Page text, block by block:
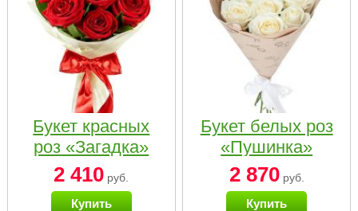
Букет красных
роз «Загадка»
2 410 руб.
Купить
Букет белых роз
«Пушинка»
2 870руб.
Купить